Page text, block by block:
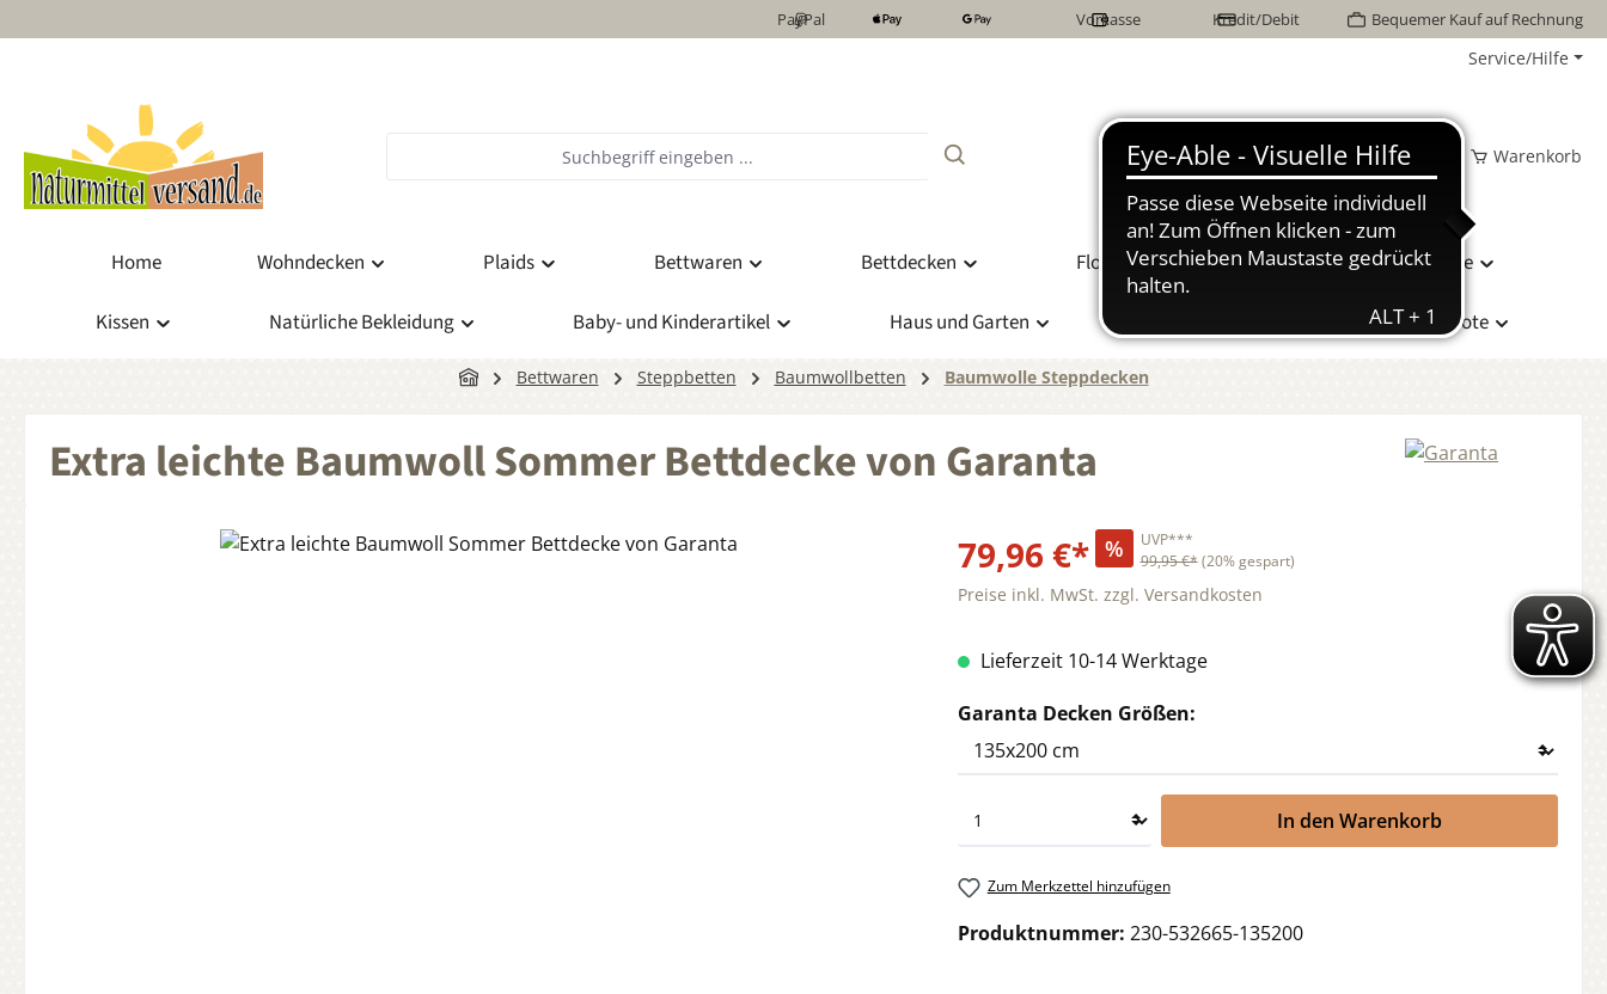
PayPal Vorkasse Kredit/Debit Bequemer Kauf auf Rechnung
Service/Hilfe
Wunschzettel Mein Konto Warenkorb
Home Wohndecken Plaids Bettwaren Bettdecken Flor Naturhaarbetten Bettwäsche
Kissen Natürliche Bekleidung Baby- und Kinderartikel Haus und Garten Sonderangebote
Bettwaren Steppbetten Baumwollbetten Baumwolle Steppdecken
Extra leichte Baumwoll Sommer Bettdecke von Garanta
Bildergalerie überspringen 79,96 €* %
UVP***
99,95 €* (20% gespart)
Preise inkl. MwSt. zzgl. Versandkosten
Lieferzeit 10-14 Werktage
Garanta Decken Größen:auswählen
In den Warenkorb
Zum Merkzettel hinzufügen
Produktnummer: 230-532665-135200